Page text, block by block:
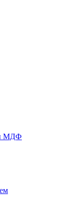
и МДФ